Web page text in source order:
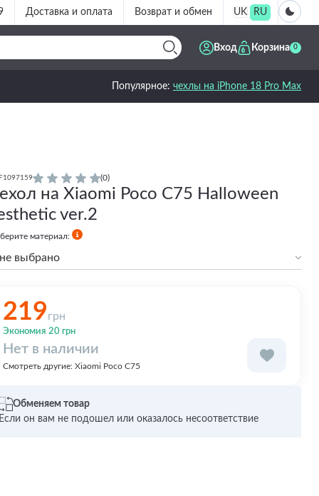
Доставка и оплата Возврат и обмен UK RU
Вход Корзина 0
Популярное: чехлы на iPhone 18 Pro Max
F1097159 (0)
на Xiaomi Poco C75 Halloween
ver.2
материал:
не выбрано
219грн
Экономия 20 грн
Нет в наличии
Смотреть другие: Xiaomi Poco C75
Обменяем товар
Если он вам не подошел или оказалось несоответствие